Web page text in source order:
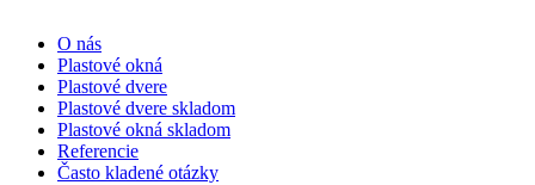
O nás
Plastové okná
Plastové dvere
Plastové dvere skladom
Plastové okná skladom
Referencie
Často kladené otázky